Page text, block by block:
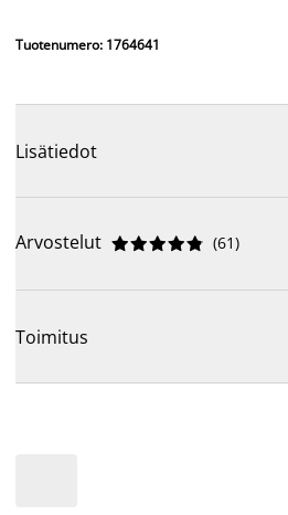
Tuotenumero: 1764641
Lisätiedot
Arvostelut 




 (61)
Toimitus